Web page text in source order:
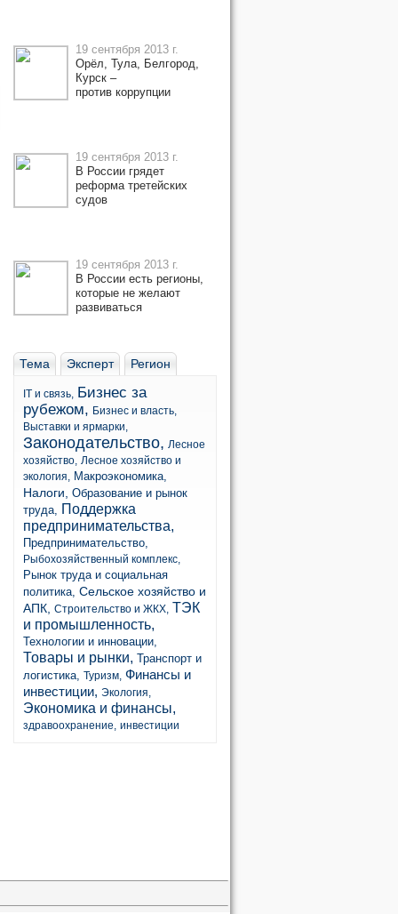
19 сентября 2013 г.
Орёл, Тула, Белгород,
Курск –
против коррупции
19 сентября 2013 г.
В России грядет
реформа третейских
судов
19 сентября 2013 г.
В России есть регионы,
которые не желают
развиваться
Тема Эксперт Регион
IT и связь, Бизнес за
рубежом, Бизнес и власть,
Выставки и ярмарки,
Законодательство, Лесное
хозяйство, Лесное хозяйство и
экология, Макроэкономика,
Налоги, Образование и рынок
труда, Поддержка
предпринимательства,
Предпринимательство,
Рыбохозяйственный комплекс,
Рынок труда и социальная
политика, Сельское хозяйство и
АПК, Строительство и ЖКХ, ТЭК
и промышленность,
Технологии и инновации,
Товары и рынки, Транспорт и
логистика, Туризм, Финансы и
инвестиции, Экология,
Экономика и финансы,
здравоохранение, инвестиции